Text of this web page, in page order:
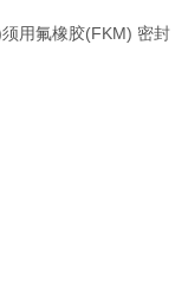
用氟橡胶(FKM) 密封